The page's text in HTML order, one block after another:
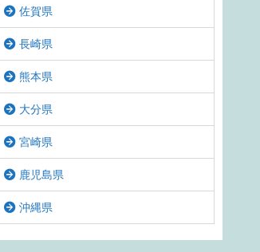
佐賀県
長崎県
熊本県
大分県
宮崎県
鹿児島県
沖縄県